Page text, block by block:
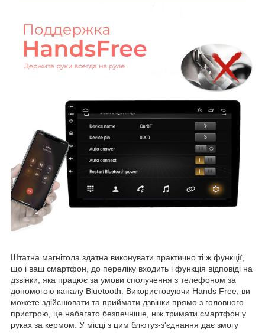
Штатна магнітола здатна виконувати практично ті ж функції,
що і ваш смартфон, до переліку входить і функція відповіді на
дзвінки, яка працює за умови сполучення з телефоном за
допомогою каналу Bluetooth. Використовуючи Hands Free, ви
можете здійснювати та приймати дзвінки прямо з головного
пристрою, це набагато безпечніше, ніж тримати смартфон у
руках за кермом. У місці з цим блютуз-з'єднання дає змогу